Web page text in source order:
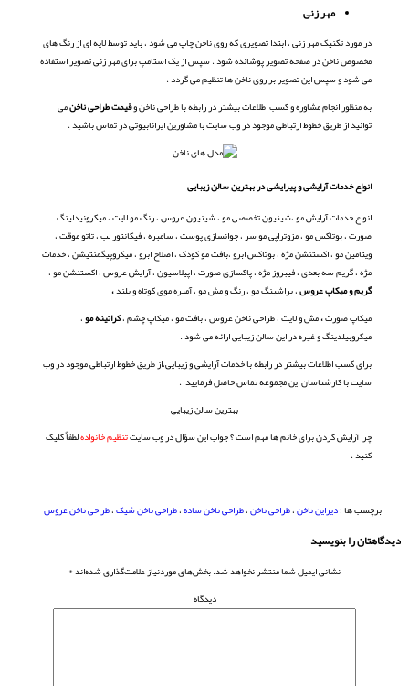
مهر زنی
در مورد تکنیک مهر زنی ، ابتدا تصویری که روی ناخن چاپ می شود ، باید توسط لایه ای از رنگ های
مخصوص ناخن در صفحه تصویر پوشانده شود . سپس از یک استامپ برای مهر زنی تصویر استفاده
می شود و سپس این تصویر بر روی ناخن ها تنظیم می گردد .
به منظور انجام مشاوره و کسب اطلاعات بیشتر در رابطه با طراحی ناخن وقیمت طراحی ناخنمی
توانید از طریق خطوط ارتباطی موجود در وب سایت با مشاورین ایرانابیوتی در تماس باشید .
انواع خدمات آرایشی و پیرایشی در بهترین سالن زیبایی
انواع خدمات آرایش مو ،شینیون تخصصی مو ، شینیون عروس ، رنگ مو لایت ، میکرونیدلینگ
صورت ، بوتاکس مو ، مزوتراپی مو سر ، جوانسازی پوست ، سامبره ، فیکانتور لب ، تاتو موقت،
ویتامین مو ، اکستنشن مژه ، بوتاکس ابرو ،بافت مو کودک ، اصلاح ابرو ، میکروپیگمنتیشن ، خدمات
مژه ، گریم سه بعدی ، فیبروز مژه ، پاکسازی صورت ، اپیلاسیون ، آرایش عروس ، اکستنشن مو ،
گریم و میکاپ عروس، براشینگ مو ، رنگ و مش مو ، آمبره موی کوتاه و بلند،
میکاپ صورت،مش و لایت ، طراحی ناخن عروس ، بافت مو ، میکاپ چشم ،کراتینهمو،
میکروبیلدینگ و غیره در این سالن زیبایی ارائه می شود .
برای کسب اطلاعات بیشتر در رابطه با خدمات آرایشی و زیبایی،از طریق خطوط ارتباطی موجود در وب
سایت با کارشناسان این مجموعه تماس حاصل فرمایید .
بهترین سالن زیبایی
چرا آرایش کردن برای خانم ها مهم است ؟ جواب این سؤال در وب سایتتنظیم خانوادهلطفاٌ کلیک
کنید .
برچسب ها :دیزاین ناخن،طراحی ناخن،طراحی ناخن ساده،طراحی ناخن شیک،طراحی ناخن عروس
دیدگاهتان را بنویسید
نشانی ایمیل شما منتشر نخواهد شد.بخش‌های موردنیاز علامت‌گذاری شده‌اند*
دیدگاه